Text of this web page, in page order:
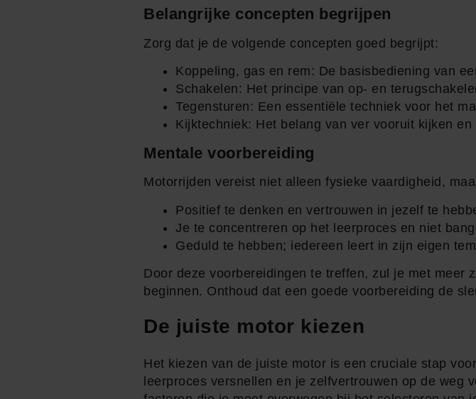
Belangrijke concepten begrijpen
Zorg dat je de volgende concepten goed begrijpt:
Koppeling, gas en rem: De basisbediening van
Schakelen: Het principe van op- en
Tegensturen: Een essentiële techniek voor het
Kijktechniek: Het belang van ver vooruit kijken
Mentale voorbereiding
Motorrijden vereist niet alleen fysieke vaardigheid,
Positief te denken en vertrouwen in jezelf te
Je te concentreren op het leerproces en niet
Geduld te hebben; iedereen leert in zijn eigen
Door deze voorbereidingen te treffen, zul je met meer
beginnen. Onthoud dat een goede voorbereiding de
De juiste motor kiezen
Het kiezen van de juiste motor is een cruciale stap
leerproces versnellen en je zelfvertrouwen op de weg